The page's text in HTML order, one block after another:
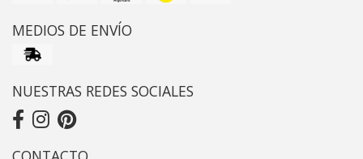
MEDIOS DE ENVÍO
NUESTRAS REDES SOCIALES